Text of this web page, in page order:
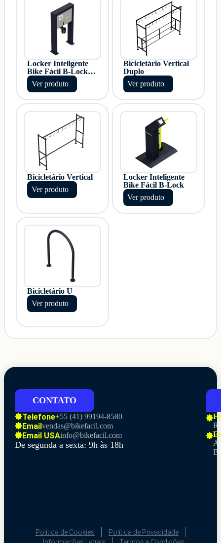
Locker Inteligente
Bike Fácil B-Lock
Lite
Ver produto
Bicicletário Vertical
Duplo
Ver produto
Bicicletário Vertical
Ver produto
Locker Inteligente
Bike Fácil B-Lock
Ver produto
Bicicletário U
Ver produto
CONTATO
Telefone+55 (41) 99194-8580
Emailvendas@bikefacil.com
Email USAinfo@bikefacil.com
De segunda a sexta: 9h às 18h
Política de Cookies
Política de Privacidade